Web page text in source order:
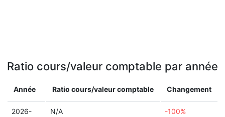
Ratio cours/valeur comptable par année
Année Ratio cours/valeur comptable Changement
2026-
N/A -100%